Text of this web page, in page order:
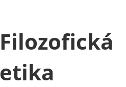
Filozofická
etika